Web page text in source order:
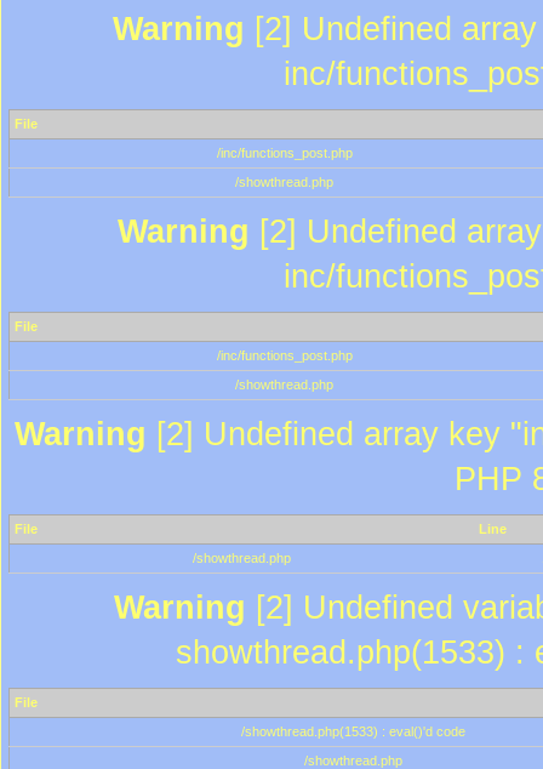
Warning [2] Undefined
inc/
File
/inc/functions_post.php
/showthread.php
Warning [2] Undefined
inc/
File
/inc/functions_post.php
/showthread.php
Warning [2] Undefined array key
PHP
File
Line
/showthread.php
Warning [2] Undefined
showthread.php(1533) :
File
/showthread.php(1533) : eval()'d code
/showthread.php